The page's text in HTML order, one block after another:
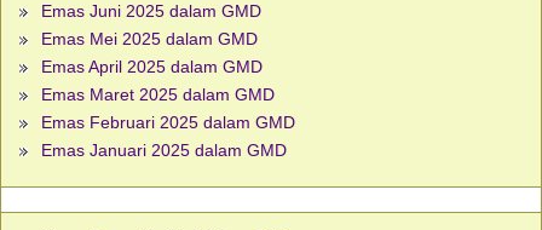
Emas Juni 2025 dalam GMD
Emas Mei 2025 dalam GMD
Emas April 2025 dalam GMD
Emas Maret 2025 dalam GMD
Emas Februari 2025 dalam GMD
Emas Januari 2025 dalam GMD